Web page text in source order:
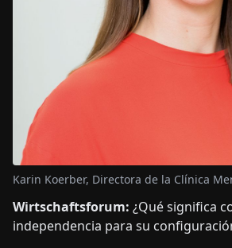
Karin Koerber, Directora de la Clínica
Wirtschaftsforum: ¿Qué significa
independencia para su